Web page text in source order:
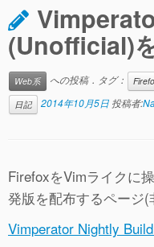
(Unofficial)
Web系 への投稿．タグ：
日記
2014年10月5日 投稿者:
FirefoxをVimライクに
発版を配布するページ(
Vimperator Nightly